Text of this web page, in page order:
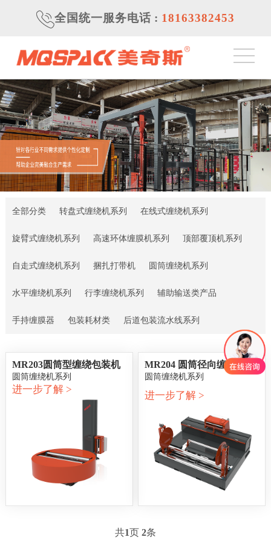
全国统一服务电话 : 18163382453
全部分类 转盘式缠绕机系列 在线式缠绕机系列
旋臂式缠绕机系列 高速环体缠膜机系列 顶部覆顶机系列
自走式缠绕机系列 捆扎打带机 圆筒缠绕机系列
水平缠绕机系列 行李缠绕机系列 辅助输送类产品
手持缠膜器 包装耗材类 后道包装流水线系列
MR203圆筒型缠绕包装机
圆筒缠绕机系列
进一步了解 >
MR204 圆筒径向缠绕包装
机
圆筒缠绕机系列
进一步了解 >
共1页 2条